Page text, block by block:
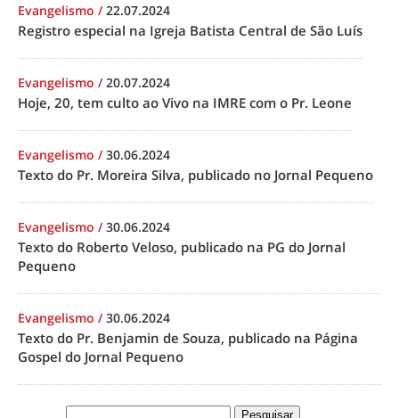
Evangelismo /22.07.2024
Registro especial na Igreja Batista Central de São Luís
Evangelismo /20.07.2024
Hoje, 20, tem culto ao Vivo na IMRE com o Pr. Leone
Evangelismo /30.06.2024
Texto do Pr. Moreira Silva, publicado no Jornal Pequeno
Evangelismo /30.06.2024
Texto do Roberto Veloso, publicado na PG do Jornal
Pequeno
Evangelismo /30.06.2024
Texto do Pr. Benjamin de Souza, publicado na Página
Gospel do Jornal Pequeno